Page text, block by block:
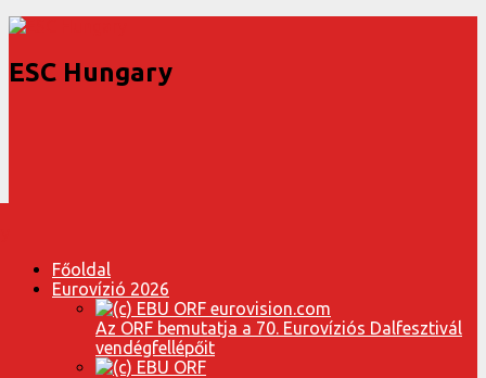
ESC Hungary
Főoldal
Eurovízió 2026
Az ORF bemutatja a 70. Eurovíziós Dalfesztivál
vendégfellépőit